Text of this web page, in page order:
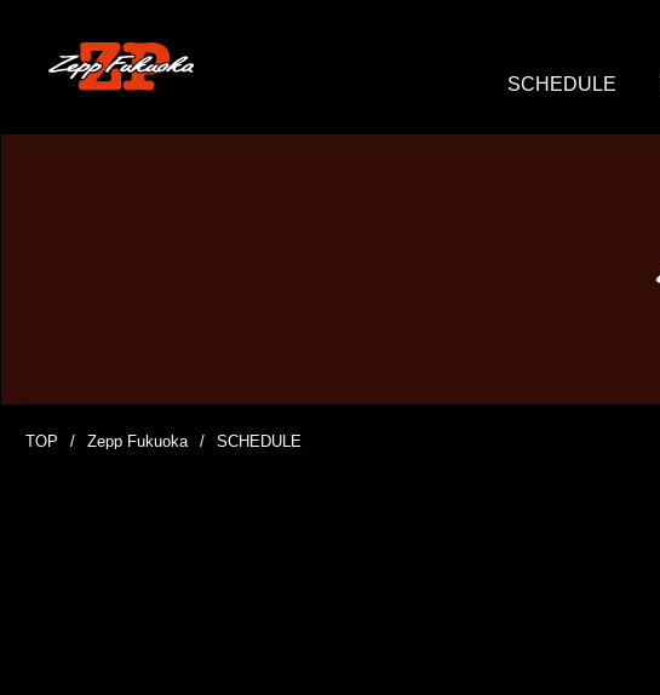
SCHEDULE
TOP Zepp Fukuoka SCHEDULE